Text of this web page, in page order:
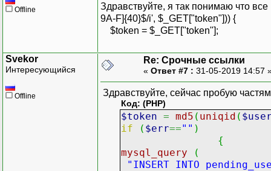
Offline
Здравствуйте, я так понимаю что
9A-F]{40}$/i', $_GET["token"])) {
$token = $_GET["token"];
Svekor
Интересующийся
Offline
Re: Срочные ссылки
« Ответ #7 : 31-05-2019 14:57
Здравствуйте, сейчас пробую
Код: (PHP)
$token = md5 ( uniqid (
if
( $err=="" )
{
mysql_query
(
"INSERT INTO